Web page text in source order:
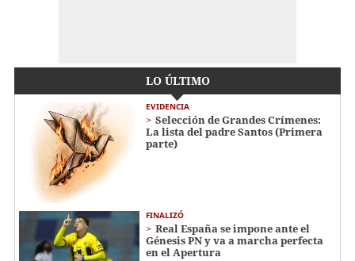
LO ÚLTIMO
EVIDENCIA
Selección de Grandes Crímenes:
La lista del padre Santos (Primera
parte)
FINALIZÓ
Real España se impone ante el
Génesis PN y va a marcha perfecta
en el Apertura